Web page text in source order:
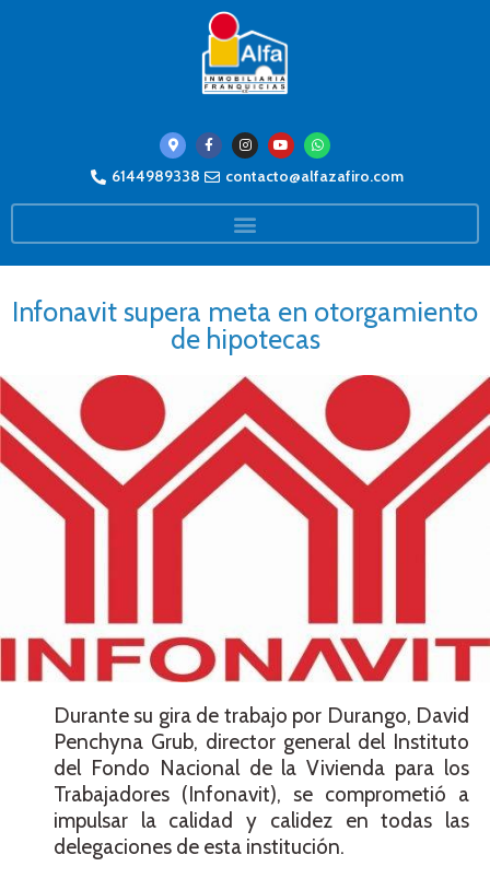
6144989338 contacto@alfazafiro.com
Infonavit supera meta en otorgamiento
de hipotecas
Durante su gira de trabajo por Durango, David
Penchyna Grub, director general del Instituto
del Fondo Nacional de la Vivienda para los
Trabajadores (Infonavit), se comprometió a
impulsar la calidad y calidez en todas las
delegaciones de esta institución.